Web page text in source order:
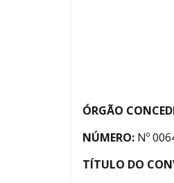
ÓRGÃO
NÚMERO: Nº
TÍTULO DO